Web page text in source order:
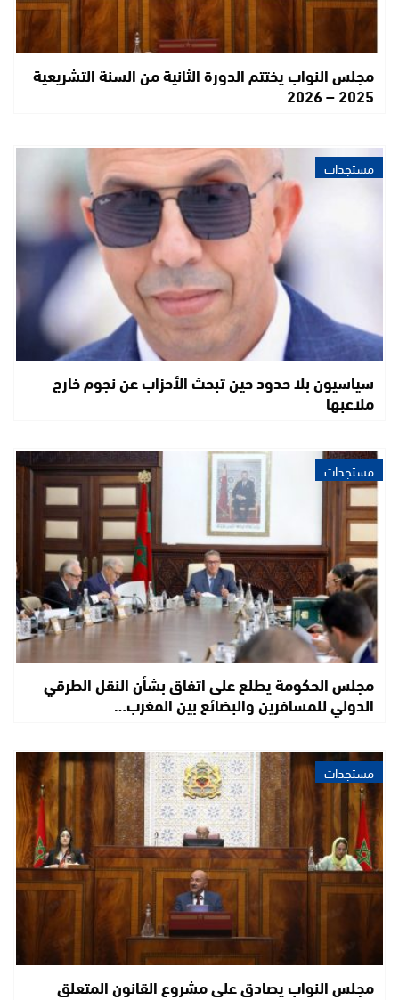
مجلس النواب يختتم الدورة الثانية من السنة التشريعية
2025 – 2026
مستجدات
سياسيون بلا حدود حين تبحث الأحزاب عن نجوم خارج
ملاعبها
مستجدات
مجلس الحكومة يطلع على اتفاق بشأن النقل الطرقي
الدولي للمسافرين والبضائع بين المغرب…
مستجدات
مجلس النواب يصادق على مشروع القانون المتعلق